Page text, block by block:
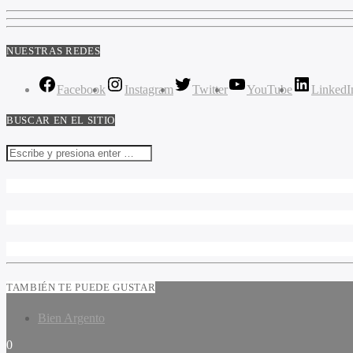
NUESTRAS REDES
Facebook Instagram Twitter YouTube
BUSCAR EN EL SITIO
TAMBIÉN TE PUEDE GUSTAR
Bien Argento
0